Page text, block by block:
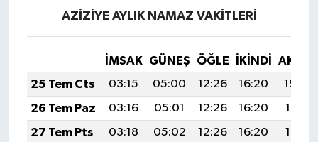
AZİZİYE AYLIK NAMAZ VAKITLERI
İMSAK GÜNEŞ ÖĞLE İKINDI
25 Tem Cts
03:15 05:00 12:26 16:20
19:42
26 Tem Paz
03:16 05:01 12:26 16:20
19:41
27 Tem Pts
03:18 05:02 12:26 16:20
19:41